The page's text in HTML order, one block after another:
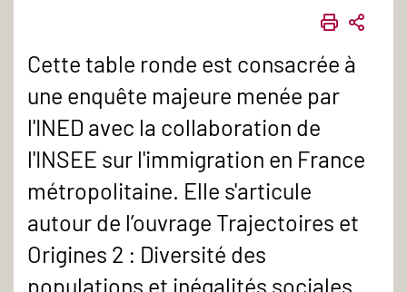
Cette table ronde est consacrée à
une enquête majeure menée par
l'INED avec la collaboration de
l'INSEE sur l'immigration en France
métropolitaine. Elle s'articule
autour de l’ouvrage Trajectoires et
Origines 2 : Diversité des
populations et inégalités sociales